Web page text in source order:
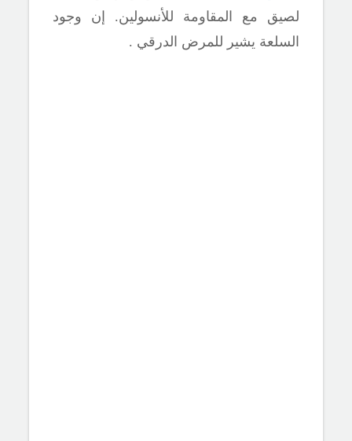
لصيق مع المقاومة للأنسولين. إن وجود
السلعة يشير للمرض الدرقي .